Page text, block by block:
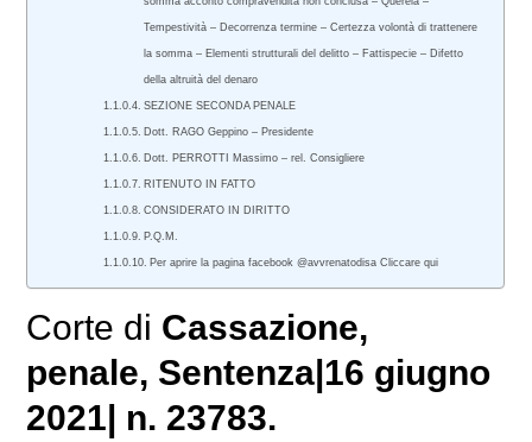
Tempestività – Decorrenza termine – Certezza volontà di trattenere
la somma – Elementi strutturali del delitto – Fattispecie – Difetto
della altruità del denaro
SEZIONE SECONDA PENALE
Dott. RAGO Geppino – Presidente
Dott. PERROTTI Massimo – rel. Consigliere
RITENUTO IN FATTO
CONSIDERATO IN DIRITTO
P.Q.M.
Per aprire la pagina facebook @avvrenatodisa Cliccare qui
Corte di Cassazione,
penale, Sentenza|16 giugno
2021| n. 23783.